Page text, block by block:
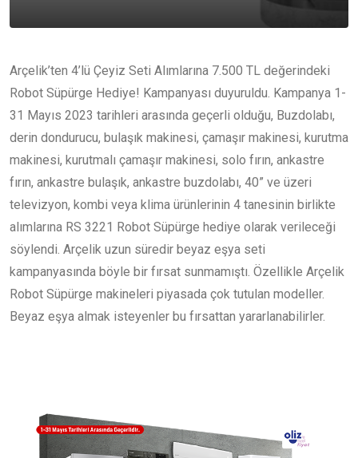
Arçelik’ten 4’lü Çeyiz Seti Alımlarına 7.500 TL değerindeki
Robot Süpürge Hediye! Kampanyası duyuruldu. Kampanya 1-
31 Mayıs 2023 tarihleri arasında geçerli olduğu, Buzdolabı,
derin dondurucu, bulaşık makinesi, çamaşır makinesi, kurutma
makinesi, kurutmalı çamaşır makinesi, solo fırın, ankastre
fırın, ankastre bulaşık, ankastre buzdolabı, 40” ve üzeri
televizyon, kombi veya klima ürünlerinin 4 tanesinin birlikte
alımlarına RS 3221 Robot Süpürge hediye olarak verileceği
söylendi. Arçelik uzun süredir beyaz eşya seti
kampanyasında böyle bir fırsat sunmamıştı. Özellikle Arçelik
Robot Süpürge makineleri piyasada çok tutulan modeller.
Beyaz eşya almak isteyenler bu fırsattan yararlanabilirler.